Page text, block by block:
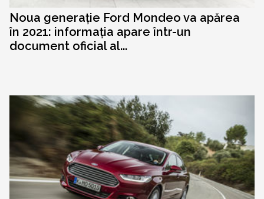
Noua generație Ford Mondeo va apărea
în 2021: informația apare într-un
document oficial al...